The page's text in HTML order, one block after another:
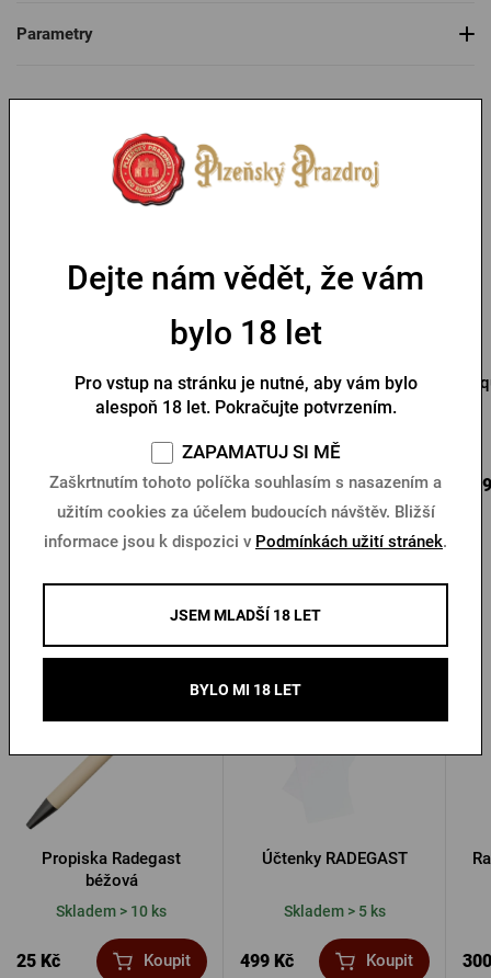
Parametry
Urquell
299 Kč Koupit
Urquell
150 Kč Koupit
Další produkty od Radegastu
Propiska Radegast
béžová
Skladem > 10 ks
25 Kč Koupit
Účtenky RADEGAST
Skladem > 5 ks
499 Kč Koupit
Dejte nám vědět, že vám
bylo 18 let
Pro vstup na stránku je nutné, aby vám bylo
alespoň 18 let. Pokračujte potvrzením.
ZAPAMATUJ SI MĚ
Zaškrtnutím tohoto políčka souhlasím s nasazením a
užitím cookies za účelem budoucích návštěv. Bližší
informace jsou k dispozici v Podmínkách užití stránek.
JSEM MLADŠÍ 18 LET
BYLO MI 18 LET